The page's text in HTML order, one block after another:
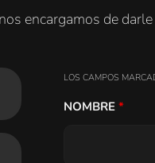
encargamos de
LOS CAMPOS
NOMBRE*